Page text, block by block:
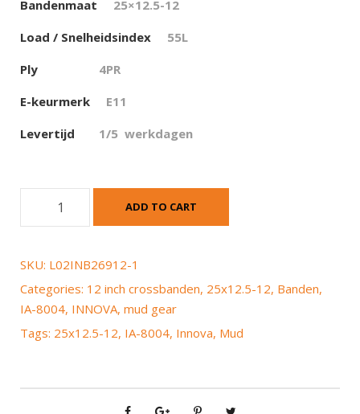
Bandenmaat
25×12.5-12
Load / Snelheidsindex
55L
Ply
4PR
E-keurmerk
E11
Levertijd
1/5 werkdagen
a
M
u
ADD TO CART
SKU: L02INB26912-1
Categories: 12 inch crossbanden, 25x12.5-12, Banden,
IA-8004, INNOVA, mud gear
Tags: 25x12.5-12, IA-8004, Innova, Mud